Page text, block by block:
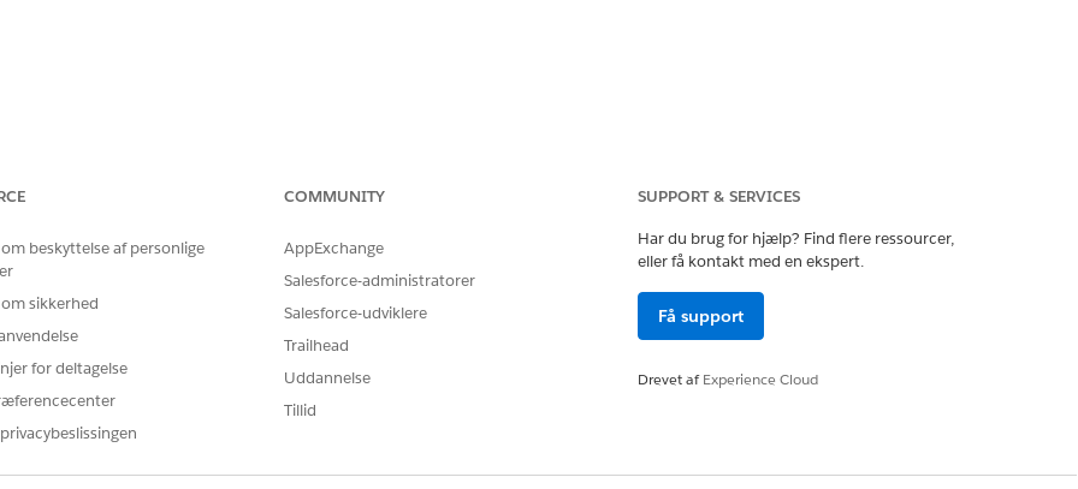
beskyttelse af personlige
sikkerhed
for deltagelse
COMMUNITY
AppExchange
Salesforce-administratorer
Salesforce-udviklere
Trailhead
Uddannelse
Tillid
SUPPORT & SERVICES
Har du brug for hjælp? Find flere ressourcer,
eller få kontakt med en ekspert.
Få support
Drevet afExperience Cloud